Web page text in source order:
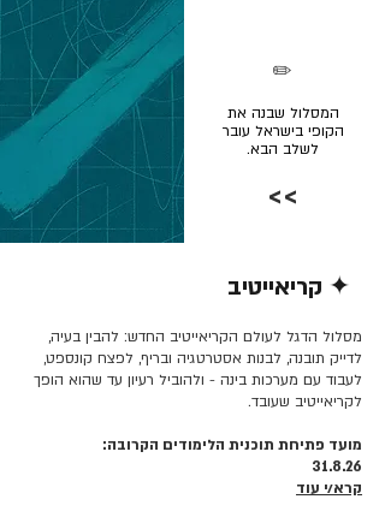
המסלול שבנה את
הקופי בישראל עובר
לשלב הבא.
✏️
>>
✦ קריאייטיב
מסלול הדגל לעולם הקריאייטיב החדש: להבין בעיה,
לדייק תובנה, לבנות אסטרטגיה ובריף, לפצח קונספט,
לעבוד עם מערכות בינה - ולהוביל רעיון עד שהוא הופך
לקריאייטיב שעובד.
מועד פתיחת תוכנית הלימודים הקרובה:
31.8.26
קרא/י עוד